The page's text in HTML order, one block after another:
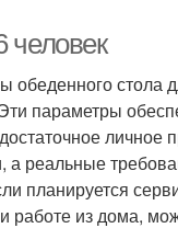
человек
обеденного стола
параметры
личное
реальные
планируется
работе из дома,